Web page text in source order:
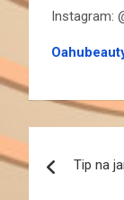
Instagram:
pro
Tip na